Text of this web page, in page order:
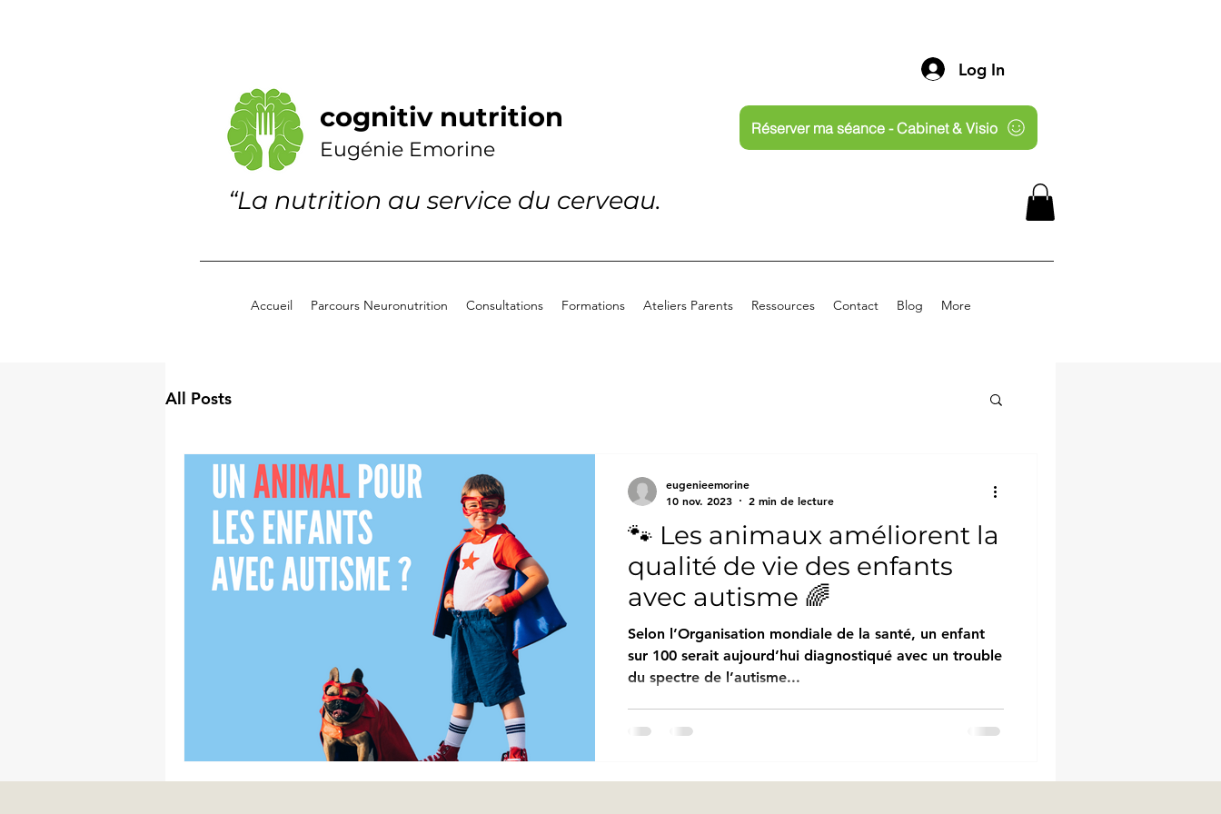
Log In
cognitiv nutrition
Eugénie Emorine
Réserver ma séance - Cabinet & Visio
“La nutrition au service du cerveau.
Accueil Parcours Neuronutrition Consultations Formations Ateliers Parents Ressources Contact Blog More
All Posts
🐾 Les animaux améliorent la
qualité de vie des enfants
avec autisme 🌈
Selon l’Organisation mondiale de la santé, un enfant
sur 100 serait aujourd’hui diagnostiqué avec un trouble
du spectre de l’autisme...
eugenieemorine
10 nov. 2023
2 min de lecture